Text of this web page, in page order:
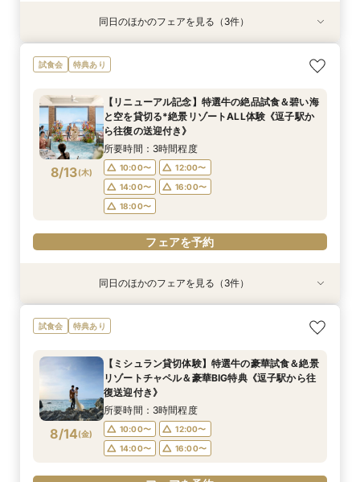
8/12(水)
＜式場探しを始めたばかりのふたりにオススメ初
級編フェア＞来店・登録不要！オンライン結婚相
所要時間：1時間程度
11:00〜
フェアを予約
特典あり
8/12(水)
【60分クイックフェア】デートも兼ねて*会場内
覧×ダンドリ安心の相談会＆送迎付き
10:00〜
12:00〜
14:00〜
16:00〜
18:00〜
フェアを予約
特典あり
8/12(水)
【6名～貸切可◇少人数WD】碧の絶景と美食で
もてなすステイリゾートWD◇特選牛の絶品試食
フト券1.5万円分プレゼント》
所要時間：3時間程度
10:00〜
12:00〜
14:00〜
16:00〜
18:00〜
フェアを予約
同日のほかのフェアを見る（3件）
試食会 特典あり
8/13(木)
【リニューアル記念】特選牛の絶品試食＆碧い海
と空を貸切る*絶景リゾートALL体験《逗子駅か
ら往復の送迎付き》
所要時間：3時間程度
10:00〜
12:00〜
14:00〜
16:00〜
18:00〜
フェアを予約
8/13(
＜式場探しを始めたばかりのふたりにオススメ初
級編フェア＞来店・登録不要！オンライン結婚相
所要時間：1時間程度
11:00〜
フェアを予約
特典あり
8/13(
【60分クイックフェア】デートも兼ねて*会場内
覧×ダンドリ安心の相談会＆送迎付き
10:00〜
12:00〜
14:00〜
18:00〜
フェアを予約
特典あり
8/13(
【6名～貸切可◇少人数WD】碧の絶景と美食で
もてなすステイリゾートWD◇特選牛の絶品試食
フト券1.5万円分プレゼント》
所要時間：3時間程度
10:00〜
14:00〜
16:00〜
18:00〜
同日のほかのフェアを見る（3件）
試食会 特典あり
8/14(金)
【ミシュラン貸切体験】特選牛の豪華試食＆絶景
リゾートチャペル＆豪華BIG特典《逗子駅から往
復送迎付き》
所要時間：3時間程度
10:00〜
12:00〜
14:00〜
16:00〜